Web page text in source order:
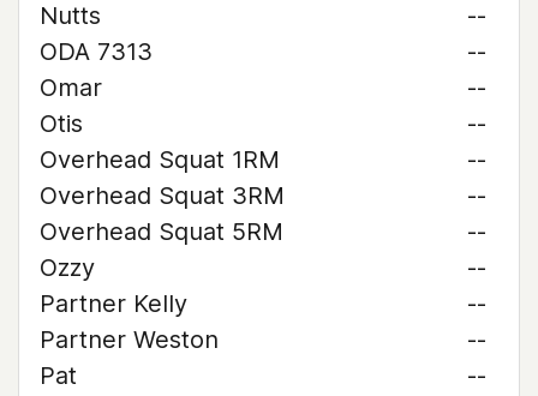
Nutts
--
ODA 7313
--
Omar
--
Otis
--
Overhead Squat 1RM
--
Overhead Squat 3RM
--
Overhead Squat 5RM
--
Ozzy
--
Partner Kelly
--
Partner Weston
--
Pat
--